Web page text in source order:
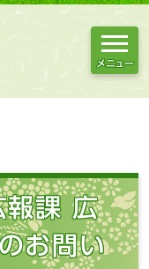
メニュー
報課 広
お問い